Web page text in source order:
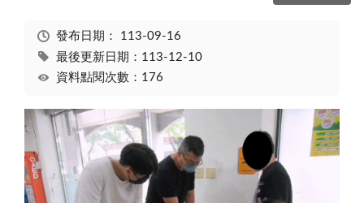
發布日期： 113-09-16
最後更新日期：113-12-10
資料點閱次數：176